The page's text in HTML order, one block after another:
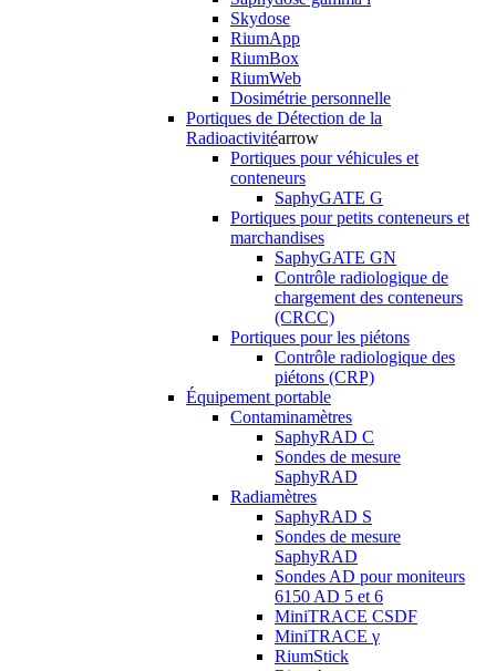
Skydose
RiumApp
RiumBox
RiumWeb
Dosimétrie personnelle
Portiques de Détection de la
Radioactivitéarrow
Portiques pour véhicules et
conteneurs
SaphyGATE G
Portiques pour petits conteneurs et
marchandises
SaphyGATE GN
Contrôle radiologique de
chargement des conteneurs
(CRCC)
Portiques pour les piétons
Contrôle radiologique des
piétons (CRP)
Équipement portable
Contaminamètres
SaphyRAD C
Sondes de mesure
SaphyRAD
Radiamètres
SaphyRAD S
Sondes de mesure
SaphyRAD
Sondes AD pour moniteurs
6150 AD 5 et 6
MiniTRACE CSDF
MiniTRACE γ
RiumStick